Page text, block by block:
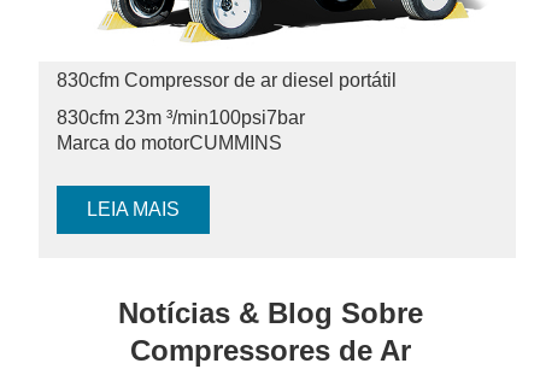
830cfm Compressor de ar diesel portátil
830cfm 23m ³/min100psi7bar
Marca do motorCUMMINS
LEIA MAIS
Notícias & Blog Sobre
Compressores de Ar